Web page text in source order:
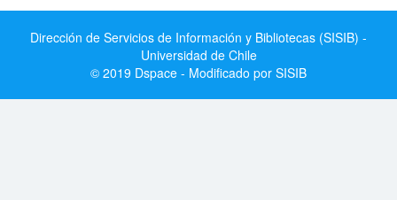
Dirección de Servicios de Información y Bibliotecas (SISIB) -
Universidad de Chile
© 2019 Dspace - Modificado por SISIB